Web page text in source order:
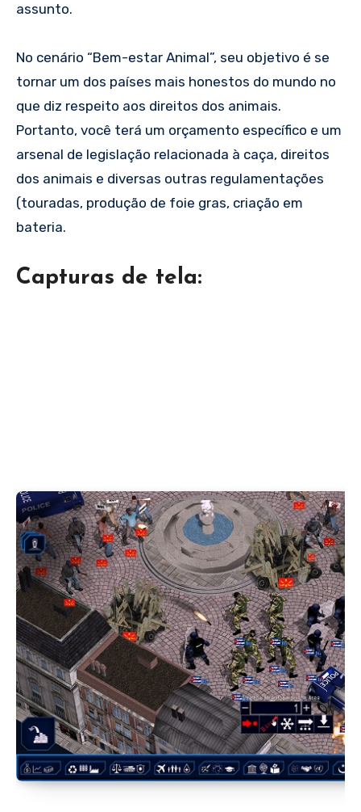
assunto.
No cenário “Bem-estar Animal”, seu objetivo é se
tornar um dos países mais honestos do mundo no
que diz respeito aos direitos dos animais.
Portanto, você terá um orçamento específico e um
arsenal de legislação relacionada à caça, direitos
dos animais e diversas outras regulamentações
(touradas, produção de foie gras, criação em
bateria.
Capturas de tela: